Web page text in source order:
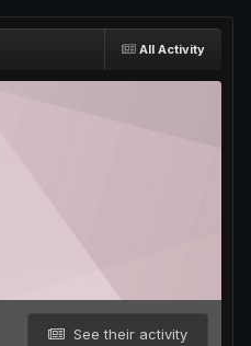
All Activity
See their activity